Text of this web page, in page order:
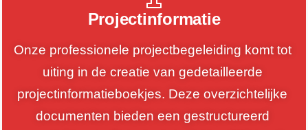
Projectinformatie
Onze professionele projectbegeleiding komt tot
uiting in de creatie van gedetailleerde
projectinformatieboekjes. Deze overzichtelijke
documenten bieden een gestructureerd